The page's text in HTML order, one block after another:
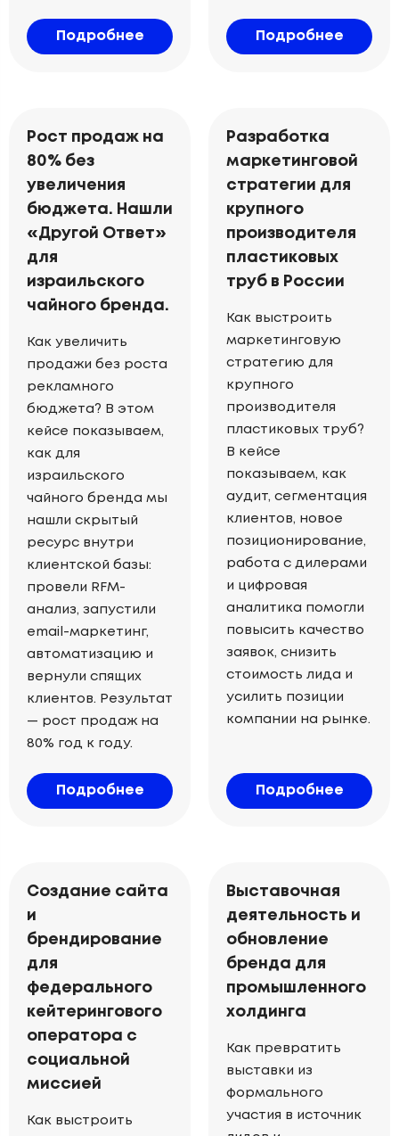
Подробнее Подробнее
Рост продаж на
80% без
увеличения
бюджета. Нашли
«Другой Ответ»
для
израильского
чайного бренда.
Как увеличить
продажи без роста
рекламного
бюджета? В этом
кейсе показываем,
как для
израильского
чайного бренда мы
нашли скрытый
ресурс внутри
клиентской базы:
провели RFM-
анализ, запустили
email-маркетинг,
автоматизацию и
вернули спящих
клиентов. Результат
— рост продаж на
80% год к году.
Подробнее
Разработка
маркетинговой
стратегии для
крупного
производителя
пластиковых
труб в России
Как выстроить
маркетинговую
стратегию для
крупного
производителя
пластиковых труб?
В кейсе
показываем, как
аудит, сегментация
клиентов, новое
позиционирование,
работа с дилерами
и цифровая
аналитика помогли
повысить качество
заявок, снизить
стоимость лида и
усилить позиции
компании на рынке.
Подробнее
Создание сайта
и
брендирование
для
федерального
кейтерингового
оператора с
социальной
миссией
Как выстроить
Выставочная
деятельность и
обновление
бренда для
промышленного
холдинга
Как превратить
выставки из
формального
участия в источник